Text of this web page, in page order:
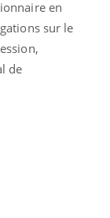
en
sur le
de